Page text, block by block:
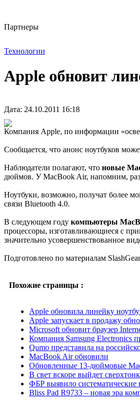
Партнеры
Технологии
Apple обновит
Дата: 24.10.2011 16:18
Компания Apple, по информации
Сообщается, что анонс ноутбуков
Наблюдатели полагают, что новые
дюймов. У MacBook Air, напомним,
Ноутбуки, возможно, получат более
связи Bluetooth 4.0.
В следующем году компьютеры
процессоры, изготавливающиеся с
значительно усовершенствованное
Подготовлено по материалам
Похожие страницы :
Apple обновила линейку
Apple запускает в продажу
Microsoft обновит браузер
Компания Samsung Electronics
Qumo представила на
MacBook Air обновили
Обновленные 13-дюймовые
В свет вскоре выйдет
ФБР выявило систематические
Bliss Pad R9733 – новая эра